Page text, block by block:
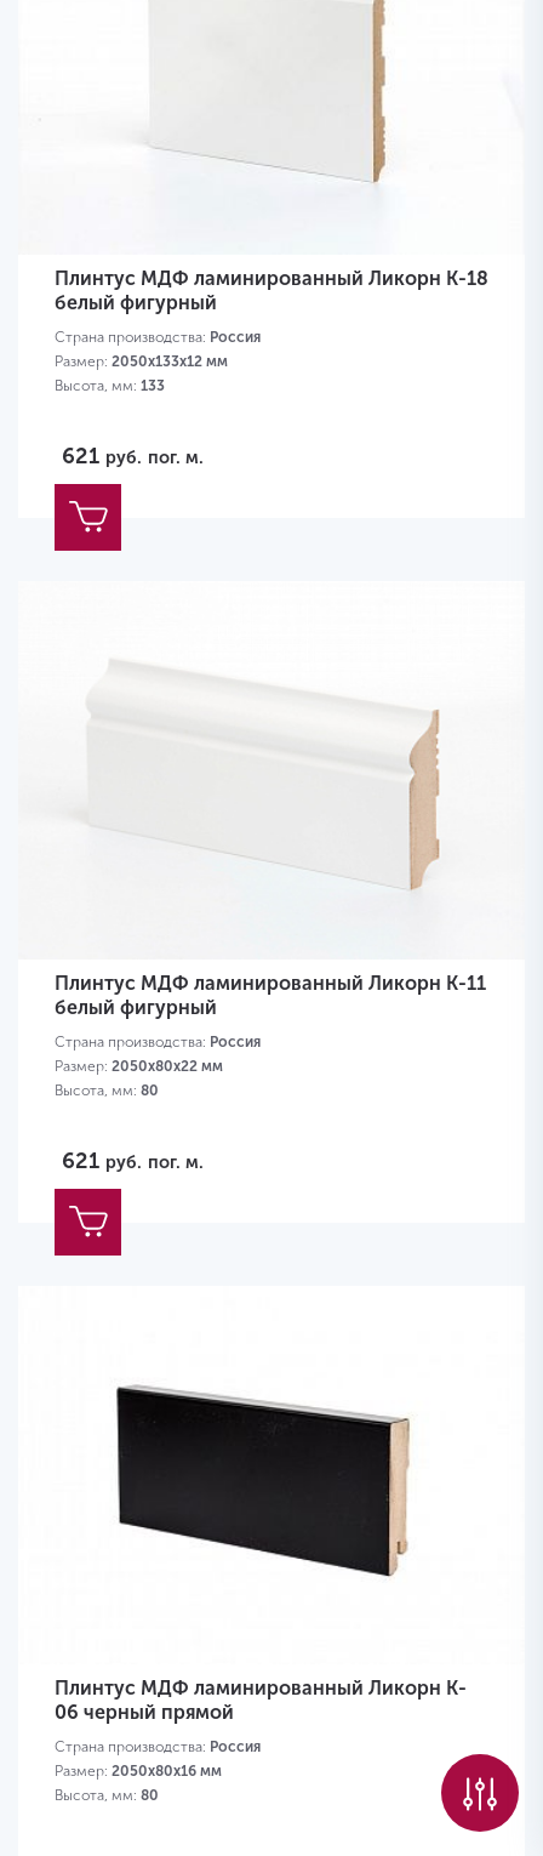
Плинтус МДФ ламинированный Ликорн K-18
белый фигурный
Страна производства: Россия
Размер: 2050х133х12 мм
Высота, мм: 133
621 руб. пог. м.
Плинтус МДФ ламинированный Ликорн K-11
белый фигурный
Страна производства: Россия
Размер: 2050х80х22 мм
Высота, мм: 80
621 руб. пог. м.
Плинтус МДФ ламинированный Ликорн K-
06 черный прямой
Страна производства: Россия
Размер: 2050х80х16 мм
Высота, мм: 80